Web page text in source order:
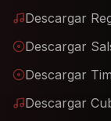
Descargar
Descargar
Descargar
Descargar